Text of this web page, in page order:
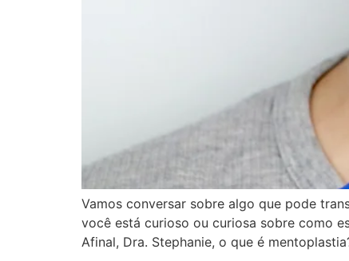
Vamos conversar sobre algo que pode
você está curioso ou curiosa sobre como
Afinal, Dra. Stephanie, o que é